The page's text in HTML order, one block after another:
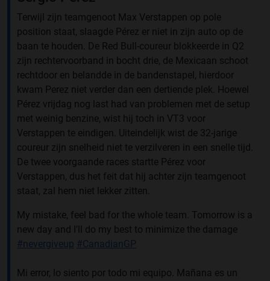
Terwijl zijn teamgenoot Max Verstappen op pole
position staat, slaagde Pérez er niet in zijn auto op de
baan te houden. De Red Bull-coureur blokkeerde in Q2
zijn rechtervoorband in bocht drie, de Mexicaan schoot
rechtdoor en belandde in de bandenstapel, hierdoor
kwam Perez niet verder dan een dertiende plek. Hoewel
Pérez vrijdag nog last had van problemen met de setup
met weinig benzine, wist hij toch in VT3 voor
Verstappen te eindigen. Uiteindelijk wist de 32-jarige
coureur zijn snelheid niet te verzilveren in een snelle tijd.
De twee voorgaande races startte Pérez voor
Verstappen, dus het feit dat hij achter zijn teamgenoot
staat, zal hem niet lekker zitten.
My mistake, feel bad for the whole team. Tomorrow is a
new day and I’ll do my best to minimize the damage
#nevergiveup #CanadianGP
Mi error, lo siento por todo mi equipo. Mañana es un